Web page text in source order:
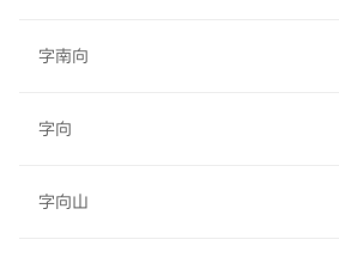
字南向
字向
字向山